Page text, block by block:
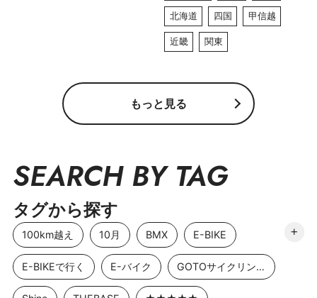
北海道 四国 甲信越
近畿 関東
もっと見る
SEARCH BY TAG
タグから探す
100km越え 10月 BMX E-BIKE
E-BIKEで行く E-バイク GOTOサイクリングスポット